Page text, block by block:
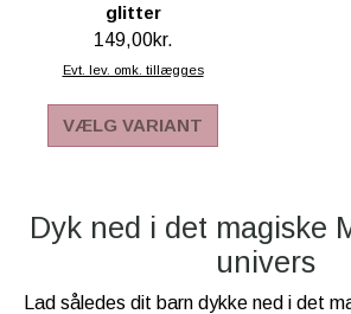
glitter
149,00kr.
Evt. lev. omk. tillægges
VÆLG VARIANT
Dyk ned i det magiske
univers
Lad således dit barn dykke ned i det